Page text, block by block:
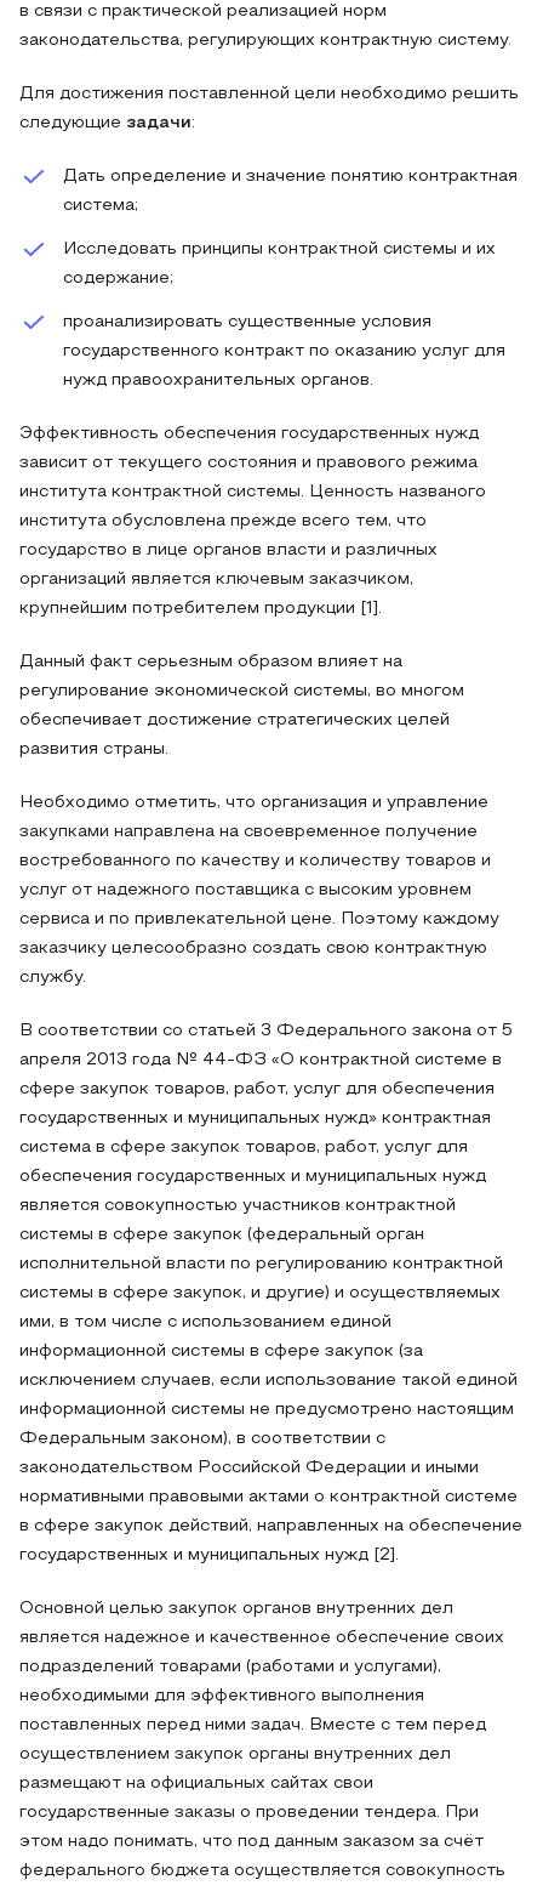
в связи с практической реализацией норм
законодательства, регулирующих контрактную систему.
Для достижения поставленной цели необходимо решить
следующие задачи:
Дать определение и значение понятию контрактная
система;
Исследовать принципы контрактной системы и их
содержание;
проанализировать существенные условия
государственного контракт по оказанию услуг для
нужд правоохранительных органов.
Эффективность обеспечения государственных нужд
зависит от текущего состояния и правового режима
института контрактной системы. Ценность названого
института обусловлена прежде всего тем, что
государство в лице органов власти и различных
организаций является ключевым заказчиком,
крупнейшим потребителем продукции [1].
Данный факт серьезным образом влияет на
регулирование экономической системы, во многом
обеспечивает достижение стратегических целей
развития страны.
Необходимо отметить, что организация и управление
закупками направлена на своевременное получение
востребованного по качеству и количеству товаров и
услуг от надежного поставщика с высоким уровнем
сервиса и по привлекательной цене. Поэтому каждому
заказчику целесообразно создать свою контрактную
службу.
В соответствии со статьей 3 Федерального закона от 5
апреля 2013 года № 44-ФЗ «О контрактной системе в
сфере закупок товаров, работ, услуг для обеспечения
государственных и муниципальных нужд» контрактная
система в сфере закупок товаров, работ, услуг для
обеспечения государственных и муниципальных нужд
является совокупностью участников контрактной
системы в сфере закупок (федеральный орган
исполнительной власти по регулированию контрактной
системы в сфере закупок, и другие) и осуществляемых
ими, в том числе с использованием единой
информационной системы в сфере закупок (за
исключением случаев, если использование такой единой
информационной системы не предусмотрено настоящим
Федеральным законом), в соответствии с
законодательством Российской Федерации и иными
нормативными правовыми актами о контрактной системе
в сфере закупок действий, направленных на обеспечение
государственных и муниципальных нужд [2].
Основной целью закупок органов внутренних дел
является надежное и качественное обеспечение своих
подразделений товарами (работами и услугами),
необходимыми для эффективного выполнения
поставленных перед ними задач. Вместе с тем перед
осуществлением закупок органы внутренних дел
размещают на официальных сайтах свои
государственные заказы о проведении тендера. При
этом надо понимать, что под данным заказом за счёт
федерального бюджета осуществляется совокупность